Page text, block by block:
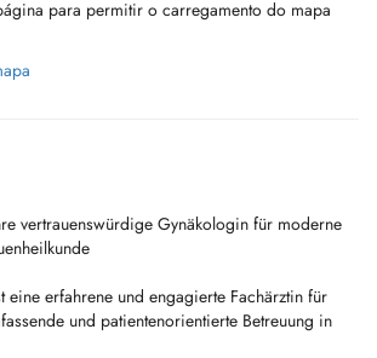
para permitir o carregamento do mapa
vertrauenswürdige Gynäkologin für moderne
eine erfahrene und engagierte Fachärztin für
und patientenorientierte Betreuung in
anbietet. Ob